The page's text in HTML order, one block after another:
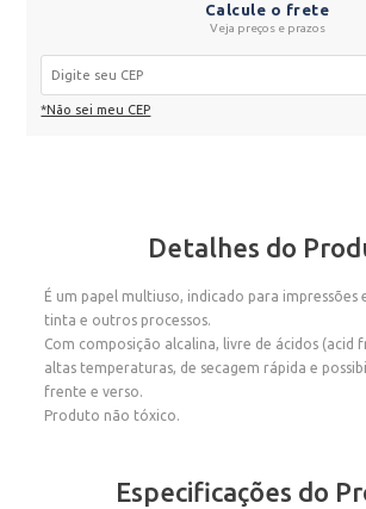
Calcule o frete
Veja preços e prazos
*Não sei meu CEP
Detalhes do
É um papel multiuso, indicado para impressões
tinta e outros processos.
Com composição alcalina, livre de ácidos (acid
altas temperaturas, de secagem rápida e
frente e verso.
Produto não tóxico.
Especificações do